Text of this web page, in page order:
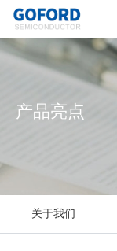
产品亮点
关于我们